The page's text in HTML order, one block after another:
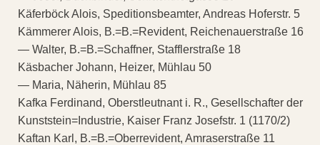
Käferböck Alois, Speditionsbeamter, Andreas Hoferstr. 5
Kämmerer Alois, B.=B.=Revident, Reichenauerstraße 16
— Walter, B.=B.=Schaffner, Stafflerstraße 18
Käsbacher Johann, Heizer, Mühlau 50
— Maria, Näherin, Mühlau 85
Kafka Ferdinand, Oberstleutnant i. R., Gesellschafter der
Kunststein=Industrie, Kaiser Franz Josefstr. 1 (1170/2)
Kaftan Karl, B.=B.=Oberrevident, Amraserstraße 11